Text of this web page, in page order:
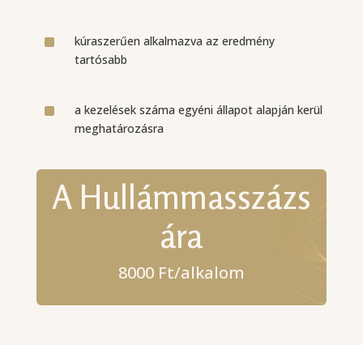
^
kúraszerűen alkalmazva az eredmény
tartósabb
^
a kezelések száma egyéni állapot alapján kerül
meghatározásra
A Hullámmasszázs
ára
8000 Ft/alkalom